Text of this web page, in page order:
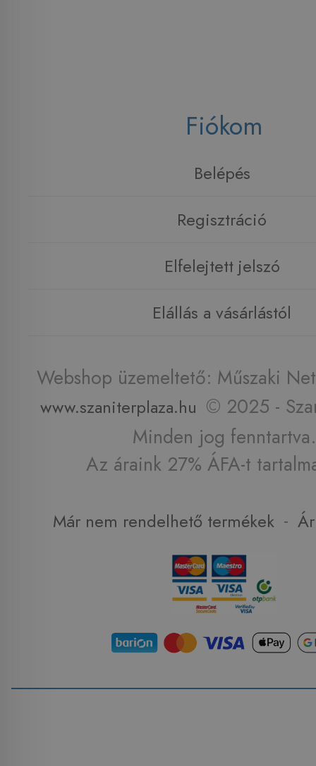
Fiókom
Belépés
Regisztráció
Elfelejtett jelszó
Elállás a vásárlástól
Webshop üzemeltető: Műszaki
www.szaniterplaza.hu © 2025 -
Minden jog fenntartva.
Az áraink 27% ÁFA-t
Már nem rendelhető termékek -